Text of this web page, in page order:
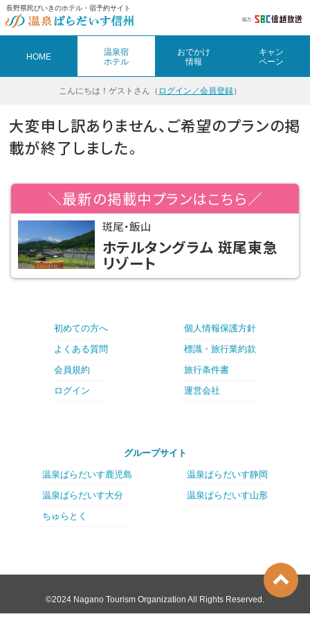
長野県民びいきのホテル・宿予約サイト
HOME
温泉宿
ホテル
おでかけ
情報
キャン
ペーン
こんにちは！ ゲストさん（ ログイン／会員登録）
大変申し訳ありません、ご希望のプランの掲
載が終了しました。
＼最新の掲載中プランはこちら／
斑尾・飯山
ホテルタングラム 斑尾東急
リゾート
初めての方へ
よくある質問
会員規約
ログイン
個人情報保護方針
標識・旅行業約款
旅行条件書
運営会社
グループサイト
温泉ぱらだいす鹿児島
温泉ぱらだいす大分
ちゅらとく
温泉ぱらだいす静岡
温泉ぱらだいす山形
©2024 Nagano Tourism Organization All Rights Reserved.